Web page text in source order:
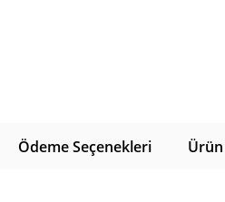
Ödeme Seçenekleri